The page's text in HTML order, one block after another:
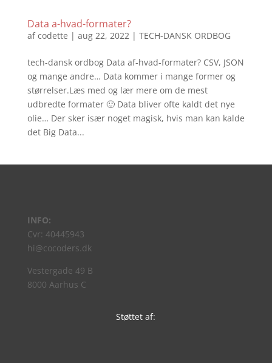
Data a-hvad-formater?
afcodette | aug 22, 2022| TECH-DANSK ORDBOG
tech-dansk ordbog Data af-hvad-formater? CSV, JSON
og mange andre… Data kommer i mange former og
størrelser.Læs med og lær mere om de mest
udbredte formater 🙂 Data bliver ofte kaldt det nye
olie… Der sker især noget magisk, hvis man kan kalde
det Big Data...
INFO:
Cvr: 40445943
hi@cocoders.dk
Vestergade 49 B
8000 Aarhus C
Støttet af: